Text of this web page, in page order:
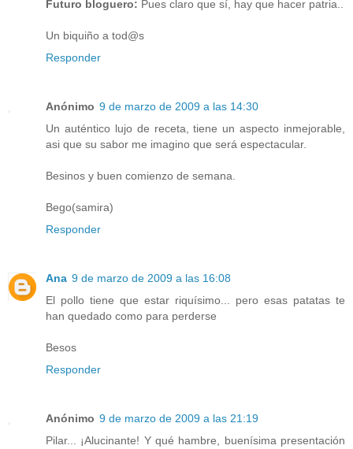
Futuro bloguero: Pues claro que sí, hay que hacer patria..
Un biquiño a tod@s
Responder
Anónimo 9 de marzo de 2009 a las 14:30
Un auténtico lujo de receta, tiene un aspecto inmejorable,
asi que su sabor me imagino que será espectacular.
Besinos y buen comienzo de semana.
Bego(samira)
Responder
Ana 9 de marzo de 2009 a las 16:08
El pollo tiene que estar riquísimo... pero esas patatas te
han quedado como para perderse
Besos
Responder
Anónimo 9 de marzo de 2009 a las 21:19
Pilar... ¡Alucinante! Y qué hambre, buenísima presentación